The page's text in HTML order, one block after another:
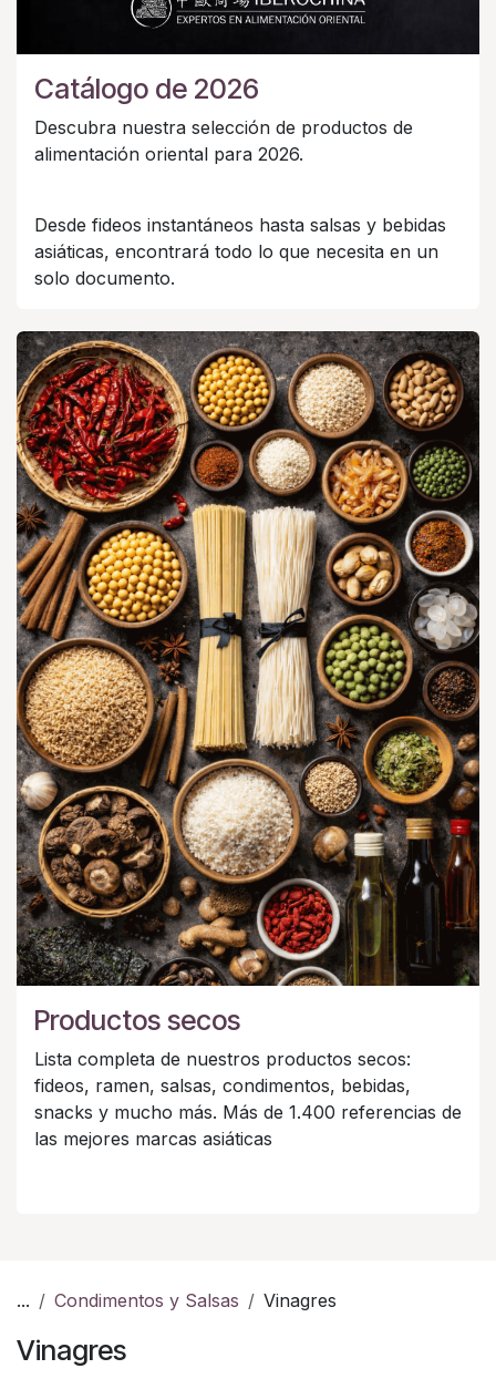
Catálogo de 2026
Descubra nuestra selección de productos de
alimentación oriental para 2026.
Desde fideos instantáneos hasta salsas y bebidas
asiáticas, encontrará todo lo que necesita en un
solo documento.
Productos secos
Lista completa de nuestros productos secos:
fideos, ramen, salsas, condimentos, bebidas,
snacks y mucho más. Más de 1.400 referencias de
las mejores marcas asiáticas
... Condimentos y Salsas Vinagres
Vinagres